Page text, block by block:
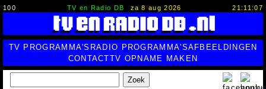
100 TV en Radio DB za 8 aug 2026 21:11:08
TV PROGRAMMA'S RADIO PROGRAMMA'SAFBEELDINGEN
CONTACTTV OPNAME MAKEN
Zoek